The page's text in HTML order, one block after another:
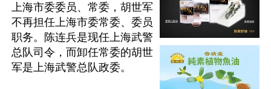
上海市委委员、常委，胡世军
不再担任上海市委常委、委员
职务。陈连兵是现任上海武警
总队司令，而卸任常委的胡世
军是上海武警总队政委。